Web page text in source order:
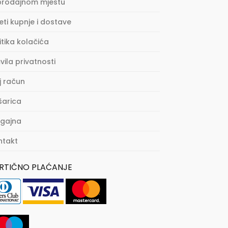
kupnje i dostave
kolačića
privatnosti
račun
PLAĆANJE